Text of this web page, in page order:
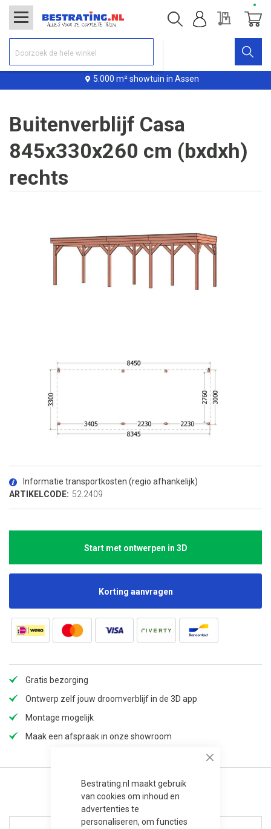
Close
Bestrating.nl maakt gebruik
van cookies om inhoud en
advertenties te
personaliseren, om functies
5.000 m² showtuin in Assen
Offerte
Buitenverblijf Casa
845x330x260 cm (bxdxh)
rechts
afbeeldingen-
naar
begin
van
de
afbeeldingen-
Informatie transportkosten (regio afhankelijk)
ARTIKELCODE: 52.2409
Start met ontwerpen in 3D
Korting aanvragen
Gratis bezorging
Ontwerp zelf jouw droomverblijf in de 3D app
Montage mogelijk
Maak een afspraak in onze showroom